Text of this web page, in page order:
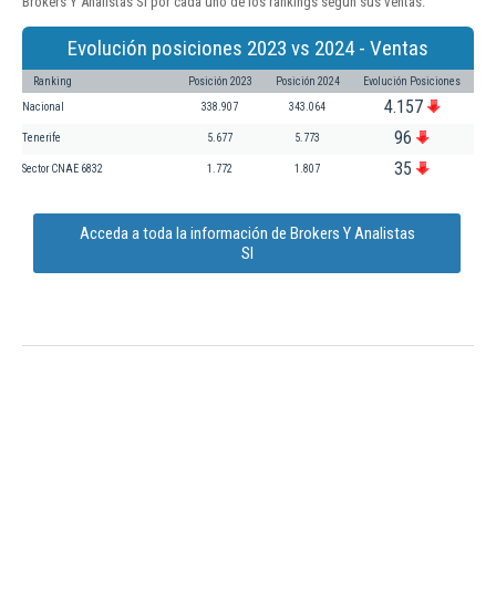
Evolución posiciones 2023 vs 2024 - Ventas
Ranking Posición 2023 Posición 2024 Evolución Posiciones
Nacional 338.907 343.064 4.157
Tenerife 5.677 5.773 96
Sector CNAE 6832 1.772 1.807 35
Acceda a toda la información de Brokers Y Analistas
Sl